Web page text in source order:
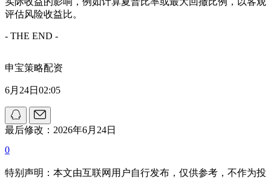
评估风险收益比。
- THE END -
申宝策略配资
6月24日02:05
最后修改：2026年6月24日
0
特别声明：本文由互联网用户自行发布，仅供参考，不作为投